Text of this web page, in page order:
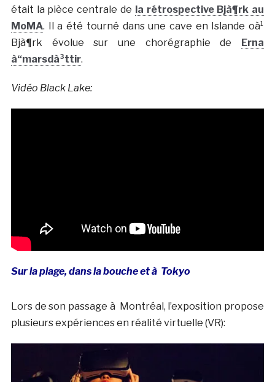
était la pièce centrale de la rétrospective Bjà¶rk au
MoMA. Il a été tourné dans une cave en Islande oà¹
Bjà¶rk évolue sur une chorégraphie de Erna
à“marsdà³ttir.
Vidéo Black Lake:
Sur la plage, dans la bouche et à Tokyo
Lors de son passage à Montréal, l’exposition propose
plusieurs expériences en réalité virtuelle (VR):